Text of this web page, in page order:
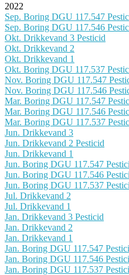
2022
Sep. Boring DGU 117.547
Sep. Boring DGU 117.546
Okt. Drikkevand 3 Pesticid
Okt. Drikkevand 2
Okt. Drikkevand 1
Okt. Boring DGU 117.537
Nov. Boring DGU 117.547
Nov. Boring DGU 117.546
Mar. Boring DGU 117.547
Mar. Boring DGU 117.546
Mar. Boring DGU 117.537
Jun. Drikkevand 3
Jun. Drikkevand 2 Pesticid
Jun. Drikkevand 1
Jun. Boring DGU 117.547
Jun. Boring DGU 117.546
Jun. Boring DGU 117.537
Jul. Drikkevand 2
Jul. Drikkevand 1
Jan. Drikkevand 3 Pesticid
Jan. Drikkevand 2
Jan. Drikkevand 1
Jan. Boring DGU 117.547
Jan. Boring DGU 117.546
Jan. Boring DGU 117.537